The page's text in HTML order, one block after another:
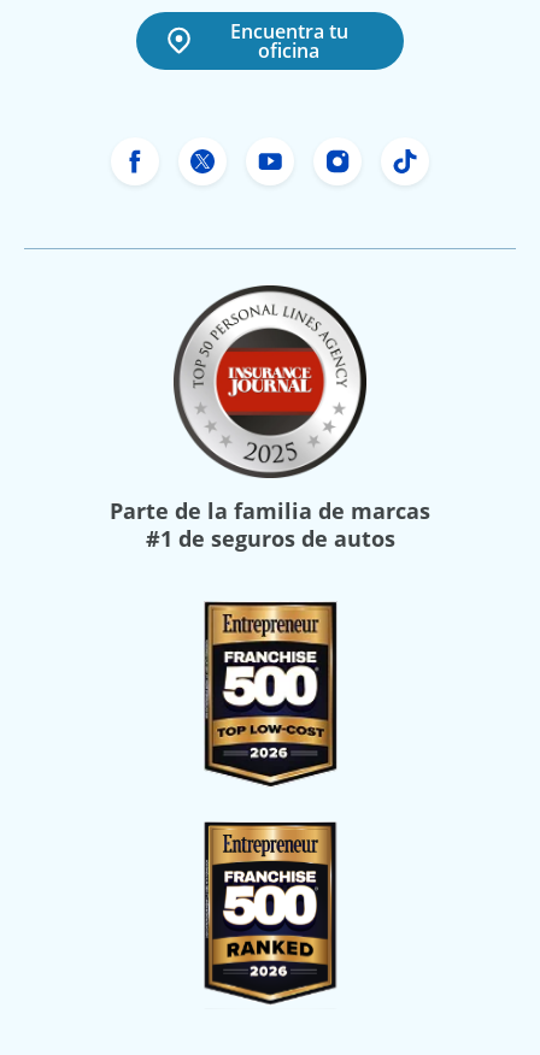
Encuentra tu
oficina
Facebook de Freeway Insurance
X de Freeway Insurance
YouTube de Freeway
Instagram
TikTok
Parte de la familia de marcas
#1 de seguros de autos